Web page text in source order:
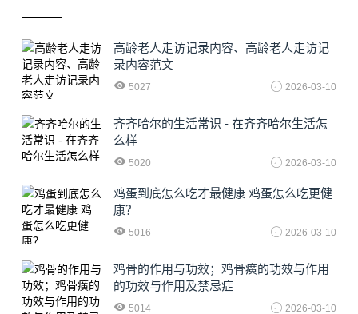
高龄老人走访记录内容、高龄老人走访记
录内容范文
5027 2026-03-10
齐齐哈尔的生活常识 - 在齐齐哈尔生活怎
么样
5020 2026-03-10
鸡蛋到底怎么吃才最健康 鸡蛋怎么吃更健
康？
5016 2026-03-10
鸡骨的作用与功效；鸡骨癀的功效与作用
的功效与作用及禁忌症
5014 2026-03-10